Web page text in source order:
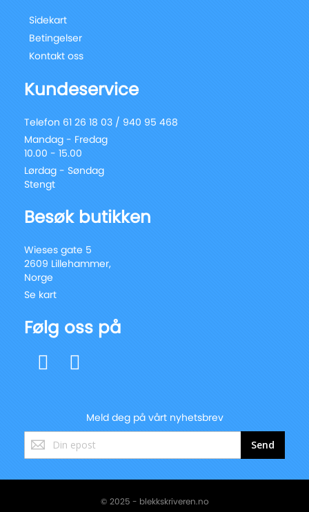
Sidekart
Betingelser
Kontakt oss
Kundeservice
Telefon 61 26 18 03 / 940 95 468
Mandag - Fredag
10.00 - 15.00
Lørdag - Søndag
Stengt
Besøk butikken
Wieses gate 5
2609 Lillehammer,
Norge
Se kart
Følg oss på
Meld deg på vårt nyhetsbrev
Registrer
deg
vårt
Send
© 2025 - blekkskriveren.no